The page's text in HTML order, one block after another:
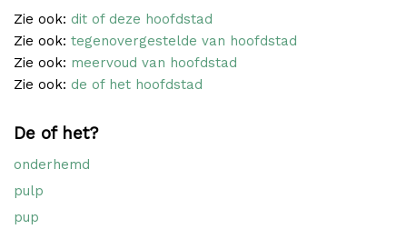
Zie ook: dit of deze hoofdstad
Zie ook: tegenovergestelde van hoofdstad
Zie ook: meervoud van hoofdstad
Zie ook: de of het hoofdstad
De of het?
onderhemd
pulp
pup